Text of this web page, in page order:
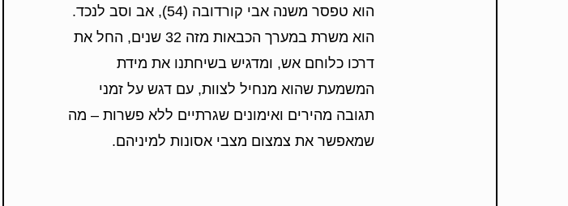
הוא טפסר משנה אבי קורדובה (54), אב וסב לנכד.
הוא משרת במערך הכבאות מזה 32 שנים, החל את
דרכו כלוחם אש, ומדגיש בשיחתנו את מידת
המשמעת שהוא מנחיל לצוות, עם דגש על זמני
תגובה מהירים ואימונים שגרתיים ללא פשרות – מה
שמאפשר את צמצום מצבי אסונות למיניהם.